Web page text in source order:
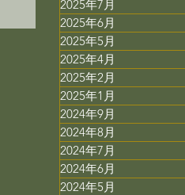
2025年7月
2025年6月
2025年5月
2025年4月
2025年2月
2025年1月
2024年9月
2024年8月
2024年7月
2024年6月
2024年5月